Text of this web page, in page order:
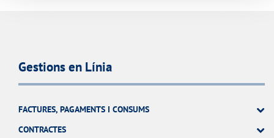
Gestions en Línia
FACTURES, PAGAMENTS I CONSUMS
CONTRACTES